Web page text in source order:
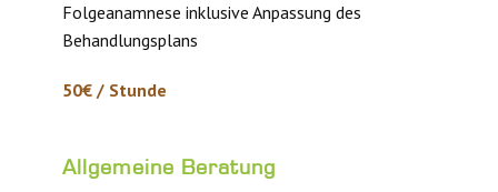
Folgeanamnese inklusive Anpassung des
Behandlungsplans
50€ / Stunde
Allgemeine Beratung